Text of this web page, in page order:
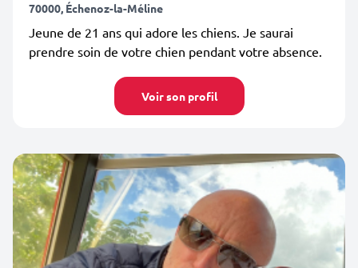
70000, Échenoz-la-Méline
Jeune de 21 ans qui adore les chiens. Je saurai
prendre soin de votre chien pendant votre absence.
Voir son profil